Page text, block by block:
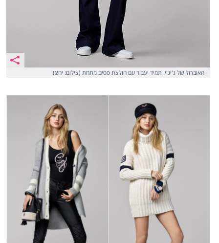
האוברול של ג'יג'י. תמיד יעבוד עם חולצת פסים מתחת (צילום: יחצ)